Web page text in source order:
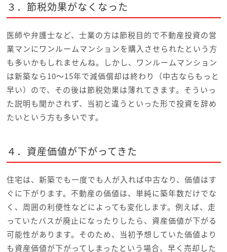
３．節税効果がなくなった
医師や弁護士など、士業の方は節税目的で不動産投資の営
業マンにワンルームマンションを購入させられたという方
も多いかもしれませんね。しかし、ワンルームマンション
は新築なら10～15年で減価償却は終わり（中古ならもっと
早い）ので、その後は節税効果は薄れてきます。そういっ
た説明も聞かされず、当初と違うといった形で投資を辞め
たいという方も多いです。
４．資産価値が下がってきた
住宅は、新築でも一度でも人が入れば中古なり、価値はす
ぐに下がります。不動産の価値は、単純に築年数だけでな
く、周囲の利便性などによっても変化します。例えば、走
っていたバスが廃止になったりしたら、資産価値が下がる
可能性があります。そのため、当初予想していた価値より
も資産価値が下がってしまったという場合、早く売却した